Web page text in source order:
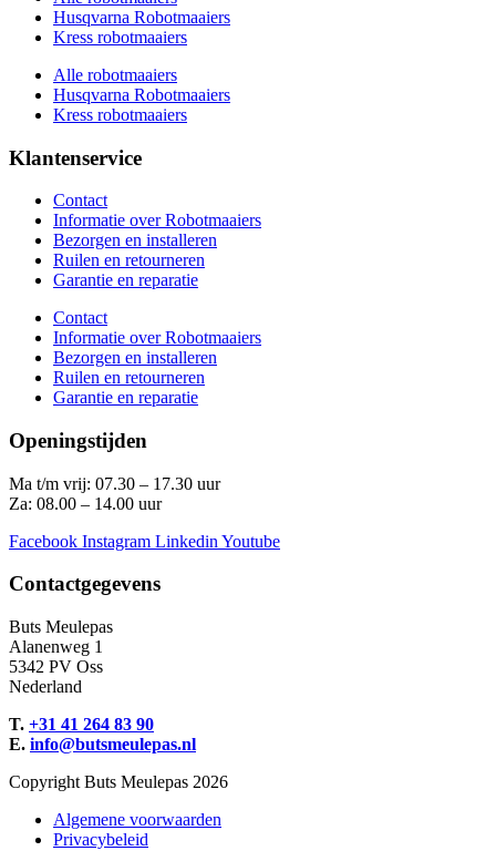
Husqvarna Robotmaaiers
Kress robotmaaiers
Alle robotmaaiers
Husqvarna Robotmaaiers
Kress robotmaaiers
Klantenservice
Contact
Informatie over Robotmaaiers
Bezorgen en installeren
Ruilen en retourneren
Garantie en reparatie
Contact
Informatie over Robotmaaiers
Bezorgen en installeren
Ruilen en retourneren
Garantie en reparatie
Openingstijden
Ma t/m vrij: 07.30 – 17.30 uur
Za: 08.00 – 14.00 uur
Facebook Instagram Linkedin Youtube
Contactgegevens
Buts Meulepas
Alanenweg 1
5342 PV Oss
Nederland
T. +31 41 264 83 90
E. info@butsmeulepas.nl
Copyright Buts Meulepas 2026
Algemene voorwaarden
Privacybeleid